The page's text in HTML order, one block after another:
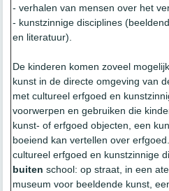
- verhalen van mensen over het
- kunstzinnige disciplines
en literatuur).
De kinderen komen zoveel
kunst in de directe omgeving van
met cultureel erfgoed en
voorwerpen en gebruiken die
kunst- of erfgoed objecten, een
boeiend kan vertellen over
cultureel erfgoed en kunstzinnige
buiten school: op straat, in een
museum voor beeldende kunst,